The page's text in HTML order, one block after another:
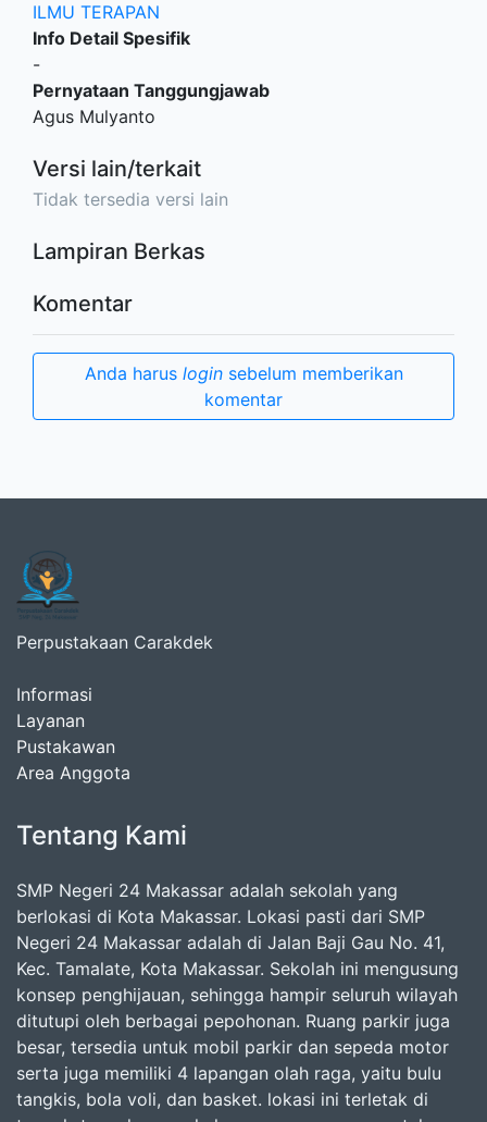
ILMU TERAPAN
Info Detail Spesifik
-
Pernyataan Tanggungjawab
Agus Mulyanto
Versi lain/terkait
Tidak tersedia versi lain
Lampiran Berkas
Komentar
Anda harus loginsebelum memberikan
komentar
Perpustakaan Carakdek
Informasi
Layanan
Pustakawan
Area Anggota
Tentang Kami
SMP Negeri 24 Makassar adalah sekolah yang
berlokasi di Kota Makassar. Lokasi pasti dari SMP
Negeri 24 Makassar adalah di Jalan Baji Gau No. 41,
Kec. Tamalate, Kota Makassar. Sekolah ini mengusung
konsep penghijauan, sehingga hampir seluruh wilayah
ditutupi oleh berbagai pepohonan. Ruang parkir juga
besar, tersedia untuk mobil parkir dan sepeda motor
serta juga memiliki 4 lapangan olah raga, yaitu bulu
tangkis, bola voli, dan basket. lokasi ini terletak di